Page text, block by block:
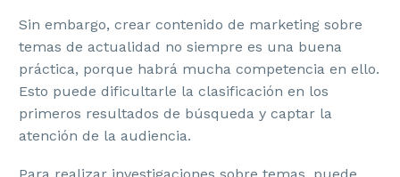
Sin embargo, crear contenido de marketing sobre
temas de actualidad no siempre es una buena
práctica, porque habrá mucha competencia en ello.
Esto puede dificultarle la clasificación en los
primeros resultados de búsqueda y captar la
atención de la audiencia.
Para realizar investigaciones sobre temas, puede